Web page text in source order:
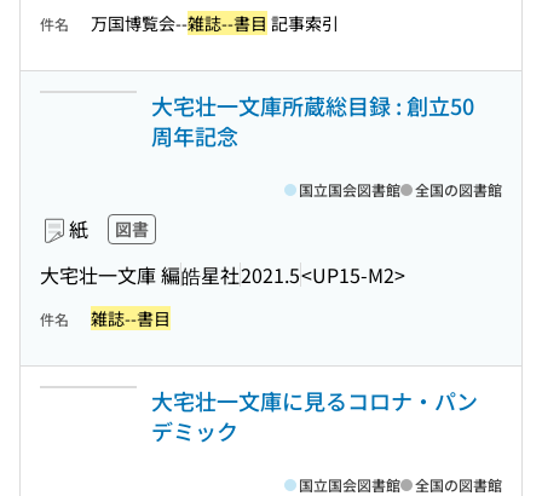
件名 万国博覧会--雑誌--書目 記事索引
大宅壮一文庫所蔵総目録 : 創立50
周年記念
紙 図書
大宅壮一文庫 編皓星社2021.5<UP15-M2>
国立国会図書館 全国の図書館
件名 雑誌--書目
大宅壮一文庫に見るコロナ・パン
デミック
国立国会図書館 全国の図書館